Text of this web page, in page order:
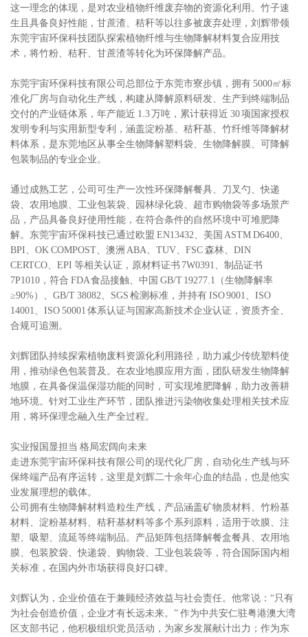
这一理念的体现，是对农业植物纤维废弃物的资源化利用。竹子速
生且具备良好性能，甘蔗渣、秸秆等以往多被废弃处理，刘辉带领
东莞宇宙环保科技团队探索植物纤维与生物降解材料复合应用技
术，将竹粉、秸秆、甘蔗渣等转化为环保降解产品。
东莞宇宙环保科技有限公司总部位于东莞市寮步镇，拥有 5000㎡标
准化厂房与自动化生产线，构建从降解原料研发、生产到终端制品
交付的产业链体系，年产能近 1.3 万吨，累计获得近 30 项国家授权
发明专利与实用新型专利，涵盖淀粉基、秸秆基、竹纤维等降解材
料体系，是东莞地区从事全生物降解塑料袋、生物降解膜、可降解
包装制品的专业企业。
通过成熟工艺，公司可生产一次性环保降解餐具、刀叉勺、快递
袋、农用地膜、工业包装袋、园林绿化袋、超市购物袋等多场景产
品，产品具备良好使用性能，在符合条件的自然环境中可堆肥降
解。东莞宇宙环保科技已通过欧盟 EN13432、美国 ASTM D6400、
BPI、OK COMPOST、澳洲 ABA、TUV、FSC 森林、DIN
CERTCO、EPI 等相关认证，原材料证书 7W0391、制品证书
7P1010，符合 FDA 食品接触、中国 GB/T 19277.1（生物降解率
≥90%）、GB/T 38082、SGS 检测标准，并持有 ISO 9001、ISO
14001、ISO 50001 体系认证与国家高新技术企业认证，资质齐全、
合规可追溯。
刘辉团队持续探索植物废料资源化利用路径，助力减少传统塑料使
用，推动绿色包装普及。在农业地膜应用方面，团队研发生物降解
地膜，在具备保温保湿功能的同时，可实现堆肥降解，助力改善耕
地环境。针对工业生产环节，团队推进污染物收集处理相关技术应
用，将环保理念融入生产全过程。
实业报国显担当 格局宏阔向未来
走进东莞宇宙环保科技有限公司的现代化厂房，自动化生产线与环
保终端产品有序运转，这里是刘辉二十余年心血的结晶，也是他实
业发展理想的载体。
公司拥有生物降解材料造粒生产线，产品涵盖矿物质材料、竹粉基
材料、淀粉基材料、秸秆基材料等多个系列原料，适用于吹膜、注
塑、吸塑、流延等终端制品。产品矩阵包括降解餐盒餐具、农用地
膜、包装胶袋、快递袋、购物袋、工业包装袋等，符合国际国内相
关标准，在国内外市场获得良好口碑。
刘辉认为，企业价值在于兼顾经济效益与社会责任。他常说：“只有
为社会创造价值，企业才有长远未来。” 作为中共安仁驻粤港澳大湾
区支部书记，他积极组织党员活动，为家乡发展献计出力；作为东